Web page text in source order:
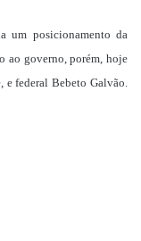
um posicionamento da
ao governo, porém, hoje
e federal Bebeto Galvão.